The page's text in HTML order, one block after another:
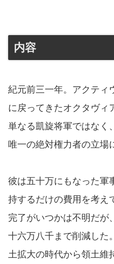
内容
紀元前三一年。アクティ
に戻ってきたオクタヴィ
単なる凱旋将軍ではなく
唯一の絶対権力者の立場
彼は五十万にもなった軍
持するだけの費用を考え
完了がいつかは不明だが
十六万八千まで削減した
土拡大の時代から領土維